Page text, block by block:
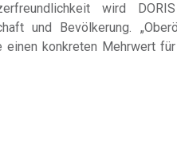
wird
und Bevölkerung.
konkreten Mehrwert für